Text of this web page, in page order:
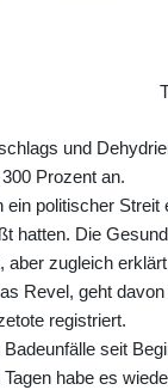
und
Prozent an.
politischer
hatten. Die
zugleich
Revel, geht
registriert.
seit
habe es